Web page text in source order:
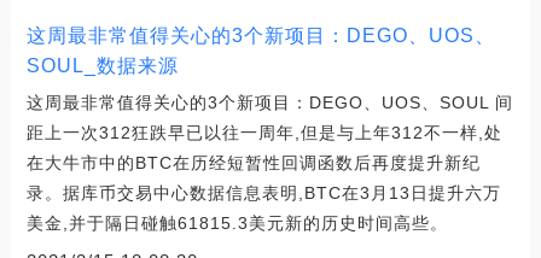
这周最非常值得关心的3个新项目：DEGO、UOS、
SOUL_数据来源
这周最非常值得关心的3个新项目：DEGO、UOS、SOUL 间
距上一次312狂跌早已以往一周年,但是与上年312不一样,处
在大牛市中的BTC在历经短暂性回调函数后再度提升新纪
录。据库币交易中心数据信息表明,BTC在3月13日提升六万
美金,并于隔日碰触61815.3美元新的历史时间高些。